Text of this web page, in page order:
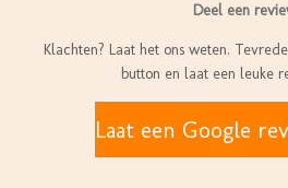
e
b
o
o
k
t
a
g
r
a
m
Deel een
Klachten? Laat het ons weten.
button en laat een leuke
Laat een Google